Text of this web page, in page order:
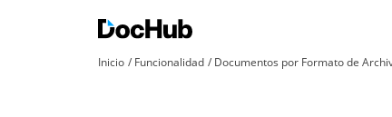
Inicio Funcionalidad Documentos por Formato de